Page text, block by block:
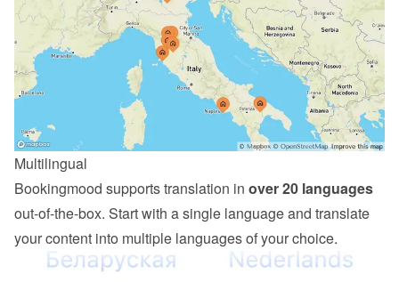
Multilingual
Bookingmood supports translation in over 20 languages
out-of-the-box. Start with a single language and translate
your content into multiple languages of your choice.